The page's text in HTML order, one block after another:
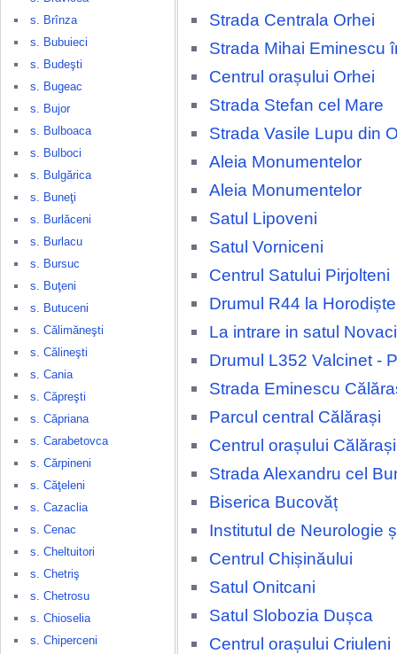
s. Brînza
s. Bubuieci
s. Budeşti
s. Bugeac
s. Bujor
s. Bulboaca
s. Bulboci
s. Bulgărica
s. Buneţi
s. Burlăceni
s. Burlacu
s. Bursuc
s. Buţeni
s. Butuceni
s. Călimăneşti
s. Călineşti
s. Cania
s. Căpreşti
s. Căpriana
s. Carabetovca
s. Cărpineni
s. Căţeleni
s. Cazaclia
s. Cenac
s. Cheltuitori
s. Chetriş
s. Chetrosu
s. Chioselia
s. Chiperceni
Strada Centrala Orhei
Strada Mihai Eminescu
Centrul orașului Orhei
Strada Stefan cel Mare
Strada Vasile Lupu din
Aleia Monumentelor
Aleia Monumentelor
Satul Lipoveni
Satul Vorniceni
Centrul Satului Pirjolteni
Drumul R44 la Horodiște
La intrare in satul Novaci
Drumul L352 Valcinet -
Strada Eminescu
Parcul central Călărași
Centrul orașului Călărași
Strada Alexandru cel
Biserica Bucovăț
Institutul de Neurologie
Centrul Chișinăului
Satul Onitcani
Satul Slobozia Dușca
Centrul orașului Criuleni